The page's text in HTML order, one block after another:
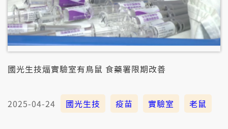
國光生技煏實驗室有鳥鼠 食藥署限期改善
2025-04-24 國光生技 疫苗 實驗室 老鼠